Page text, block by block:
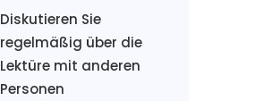
Diskutieren Sie
regelmäßig über die
Lektüre mit anderen
Personen